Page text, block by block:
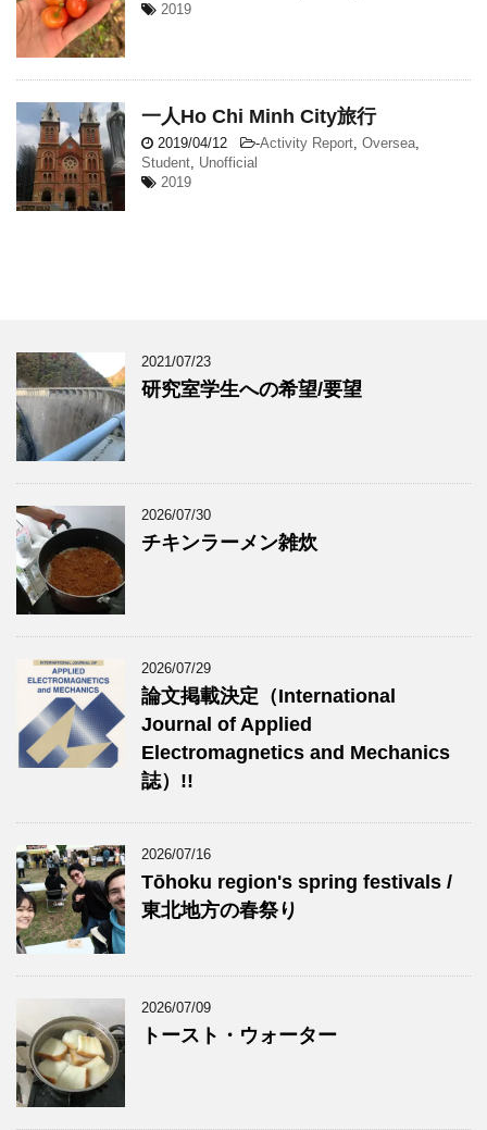
2019
一人Ho Chi Minh City旅行
2019/04/12 -Activity Report, Oversea,
Student, Unofficial
2019
2021/07/23
研究室学生への希望/要望
2026/07/30
チキンラーメン雑炊
2026/07/29
論文掲載決定（International
Journal of Applied
Electromagnetics and Mechanics
誌）!!
2026/07/16
Tōhoku region's spring festivals /
東北地方の春祭り
2026/07/09
トースト・ウォーター